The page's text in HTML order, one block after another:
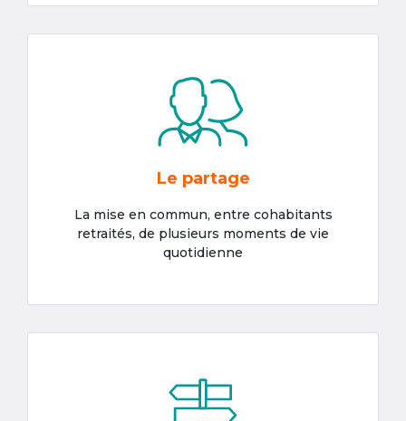
Le partage
La mise en commun, entre cohabitants
retraités, de plusieurs moments de vie
quotidienne